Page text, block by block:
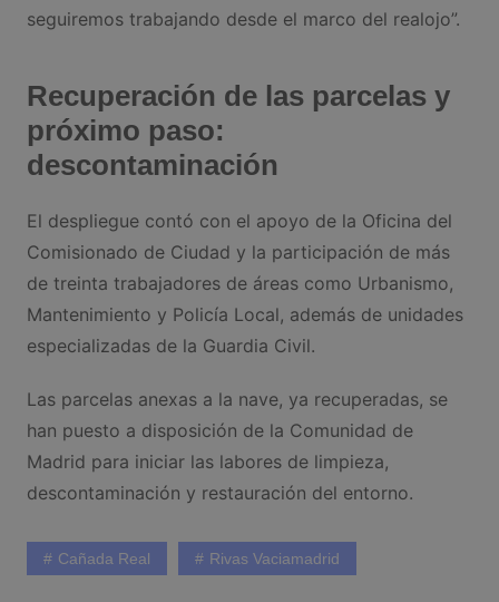
seguiremos trabajando desde el marco del realojo”.
Recuperación de las parcelas y
próximo paso:
descontaminación
El despliegue contó con el apoyo de la Oficina del
Comisionado de Ciudad y la participación de más
de treinta trabajadores de áreas como Urbanismo,
Mantenimiento y Policía Local, además de unidades
especializadas de la Guardia Civil.
Las parcelas anexas a la nave, ya recuperadas, se
han puesto a disposición de la Comunidad de
Madrid para iniciar las labores de limpieza,
descontaminación y restauración del entorno.
Cañada Real Rivas Vaciamadrid